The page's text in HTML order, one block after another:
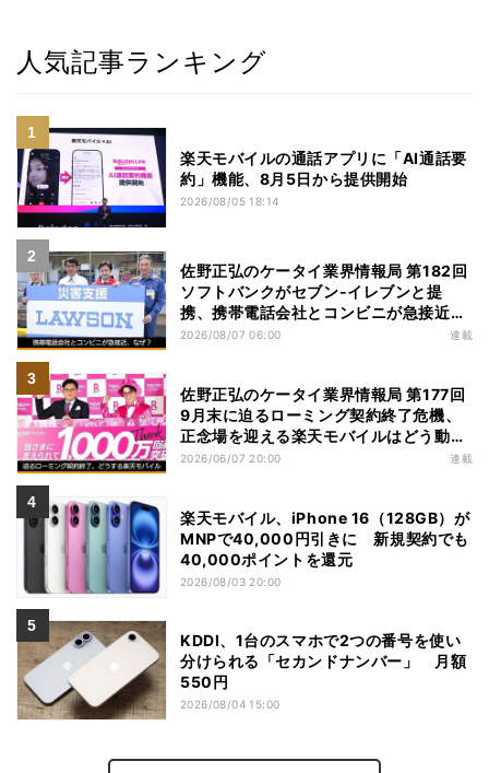
人気記事ランキング
楽天モバイルの通話アプリに「AI通話要
約」機能、8月5日から提供開始
2026/08/05 18:14
佐野正弘のケータイ業界情報局 第182回
ソフトバンクがセブン-イレブンと提
携、携帯電話会社とコンビニが急接近す
る理由は
2026/08/07 06:00 連載
佐野正弘のケータイ業界情報局 第177回
9月末に迫るローミング契約終了危機、
正念場を迎える楽天モバイルはどう動
く？
2026/06/07 20:00 連載
楽天モバイル、iPhone 16（128GB）が
MNPで40,000円引きに 新規契約でも
40,000ポイントを還元
2026/08/03 20:00
KDDI、1台のスマホで2つの番号を使い
分けられる「セカンドナンバー」 月額
550円
2026/08/04 15:00